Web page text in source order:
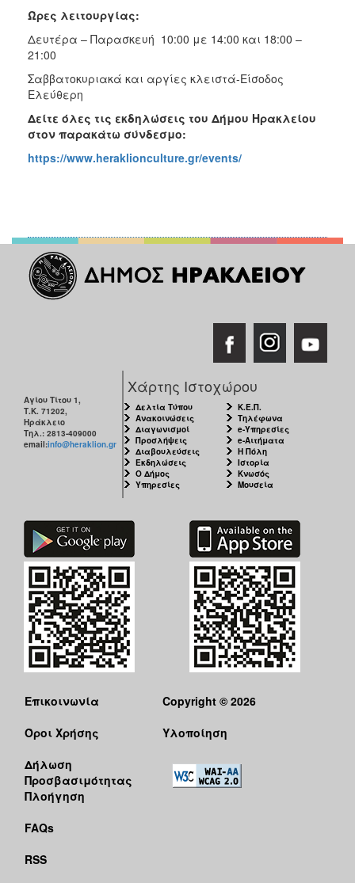
Ώρες λειτουργίας:
Δευτέρα – Παρασκευή 10:00 με 14:00 και 18:00 –
21:00
Σαββατοκυριακά και αργίες κλειστά-Είσοδος
Ελεύθερη
Δείτε όλες τις εκδηλώσεις του Δήμου Ηρακλείου
στον παρακάτω σύνδεσμο:
https://www.heraklionculture.gr/events/
Αγίου Τίτου 1,
Τ.Κ. 71202,
Ηράκλειο
Τηλ.: 2813-409000
email:info@heraklion.gr
Χάρτης Ιστοχώρου
Δελτία Τύπου
Ανακοινώσεις
Διαγωνισμοί
Προσλήψεις
Διαβουλεύσεις
Εκδηλώσεις
Ο Δήμος
Υπηρεσίες
Κ.Ε.Π.
Τηλέφωνα
e-Υπηρεσίες
e-Αιτήματα
Η Πόλη
Ιστορία
Κνωσός
Μουσεία
Επικοινωνία
Όροι Χρήσης
Δήλωση
Προσβασιμότητας
Πλοήγηση
FAQs
RSS
Copyright © 2026
Υλοποίηση